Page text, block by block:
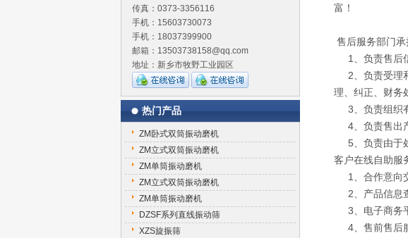
传真：0373-3356116
手机：15603730073
手机：18037399900
邮箱：13503738158@qq.com
地址：新乡市牧野工业园区
热门产品
ZM卧式双筒振动磨机
ZM立式双筒振动磨机
ZM单筒振动磨机
ZM立式双筒振动磨机
ZM单筒振动磨机
DZSF系列直线振动筛
XZS旋振筛
富！
售后服务部门承
1、负责售后
2、负责受理
理、纠正、财务
3、负责组织
4、负责售出
5、负责由于
客户在线自助服
1、合作意向
2、产品信息
3、电子商务
4、售前售后